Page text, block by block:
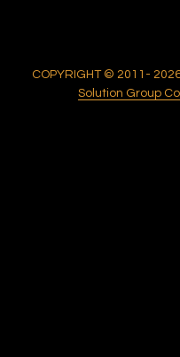
COPYRIGHT © 2011-
Solution Group